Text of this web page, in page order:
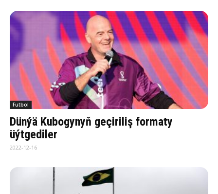
Futbol
Dünýä Kubogynyň geçiriliş formaty
üýtgediler
2022-12-16